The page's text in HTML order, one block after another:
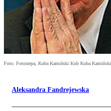
Foto: Fotorzepa, Kuba Kamiński Kub Kuba Kamiński
Aleksandra Fandrejewska